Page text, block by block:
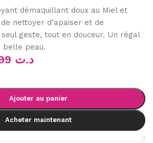
démaquillant doux au Miel et
nettoyer d’apaiser et de
geste, tout en douceur. Un régal
belle peau.
د.ت
Ajouter au panier
Acheter maintenant